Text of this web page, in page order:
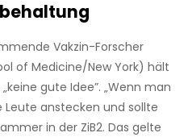
Vakzin-Forscher
of Medicine/New York) hält
gute Idee”. „Wenn man
anstecken und sollte
in der ZiB2. Das gelte